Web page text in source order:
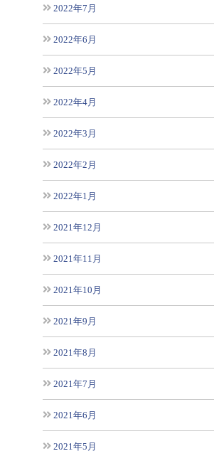
2022年7月
2022年6月
2022年5月
2022年4月
2022年3月
2022年2月
2022年1月
2021年12月
2021年11月
2021年10月
2021年9月
2021年8月
2021年7月
2021年6月
2021年5月